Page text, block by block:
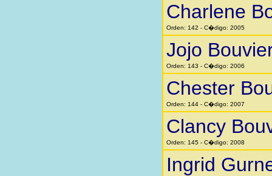
Charlene
Orden: 142 - C�digo: 2005
Jojo
Orden: 143 - C�digo: 2006
Chester
Orden: 144 - C�digo: 2007
Clancy
Orden: 145 - C�digo: 2008
Ingrid